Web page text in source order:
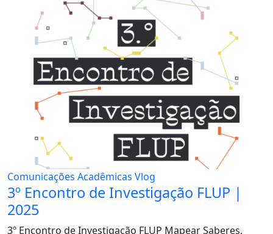
Comunicações Acadêmicas Vlog
3º Encontro de Investigação FLUP |
2025
3º Encontro de Investigação FLUP Mapear Saberes,